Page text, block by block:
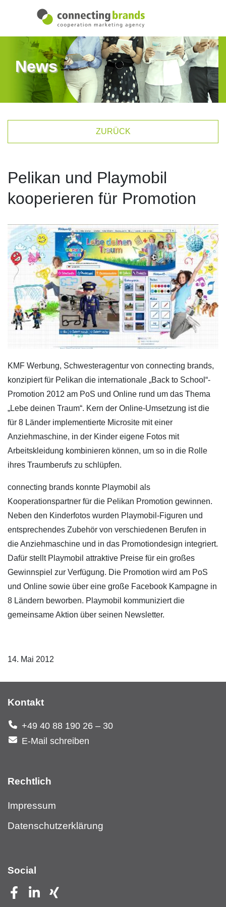
News
ZURÜCK
Pelikan und Playmobil
kooperieren für Promotion
KMF Werbung, Schwesteragentur von connecting brands,
konzipiert für Pelikan die internationale „Back to School“-
Promotion 2012 am PoS und Online rund um das Thema
„Lebe deinen Traum“. Kern der Online-Umsetzung ist die
für 8 Länder implementierte Microsite mit einer
Anziehmaschine, in der Kinder eigene Fotos mit
Arbeitskleidung kombinieren können, um so in die Rolle
ihres Traumberufs zu schlüpfen.
connecting brands konnte Playmobil als
Kooperationspartner für die Pelikan Promotion gewinnen.
Neben den Kinderfotos wurden Playmobil-Figuren und
entsprechendes Zubehör von verschiedenen Berufen in
die Anziehmaschine und in das Promotiondesign integriert.
Dafür stellt Playmobil attraktive Preise für ein großes
Gewinnspiel zur Verfügung. Die Promotion wird am PoS
und Online sowie über eine große Facebook Kampagne in
8 Ländern beworben. Playmobil kommuniziert die
gemeinsame Aktion über seinen Newsletter.
14. Mai 2012
Kontakt
+49 40 88 190 26 – 30
E-Mail schreiben
Rechtlich
Impressum
Datenschutzerklärung
Social